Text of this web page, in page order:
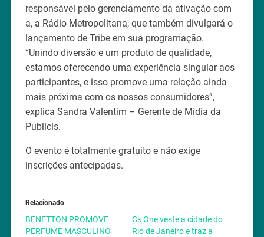
responsável pelo gerenciamento da ativação com
a, a Rádio Metropolitana, que também divulgará o
lançamento de Tribe em sua programação.
“Unindo diversão e um produto de qualidade,
estamos oferecendo uma experiência singular aos
participantes, e isso promove uma relação ainda
mais próxima com os nossos consumidores”,
explica Sandra Valentim – Gerente de Mídia da
Publicis.
O evento é totalmente gratuito e não exige
inscrições antecipadas.
Relacionado
BENETTON PROMOVE
PERFUME MASCULINO
Ck One veste a cidade do
Rio de Janeiro e traz a